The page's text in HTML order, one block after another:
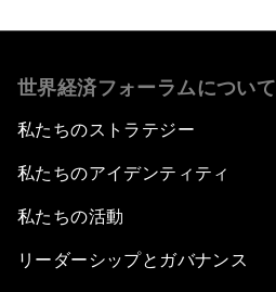
世界経済フォーラムについて
私たちのストラテジー
私たちのアイデンティティ
私たちの活動
リーダーシップとガバナンス